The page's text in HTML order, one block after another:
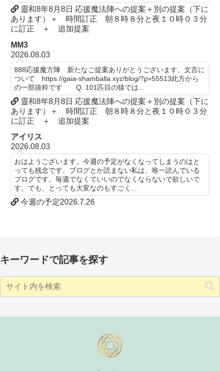
靈和8年8月8日 応援魔法陣への提案＋別の提案（下に
あります）＋ 時間訂正 朝８時８分と夜１０時０３分
に訂正 ＋ 追加提案
MM3
2026.08.03
888応援魔方陣 新たなご提案ありがとうございます。文言に
ついて https://gaia-shamballa.xyz/blog/?p=55513此方から
の一部抜粋です Q. 101匹目の猿では...
靈和8年8月8日 応援魔法陣への提案＋別の提案（下に
あります）＋ 時間訂正 朝８時８分と夜１０時０３分
に訂正 ＋ 追加提案
アイリス
2026.08.03
おはようございます。今週の予定がなくなってしまうのはと
っても残念です。プログとか読まない私は、唯一読んでいる
プログです。毎週でなくていいのでなくならないで欲しいで
す。でも、とっても大変なのもすごく...
今週の予定2026.7.26
キーワードで記事を探す